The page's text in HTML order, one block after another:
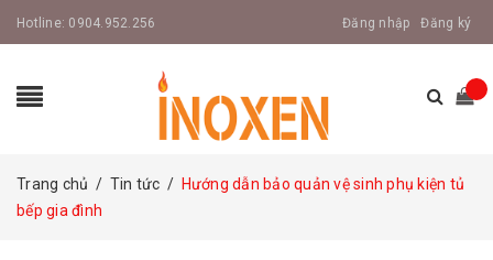
Hotline: 0904.952.256 Đăng nhập Đăng ký
Trang chủ / Tin tức / Hướng dẫn bảo quản vệ sinh phụ kiện tủ
bếp gia đình